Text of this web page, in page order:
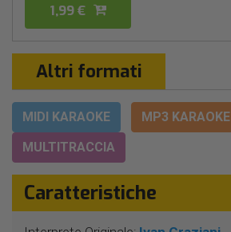
1,99 €
Altri formati
MIDI KARAOKE MP3 KARAOKE
MULTITRACCIA
Caratteristiche